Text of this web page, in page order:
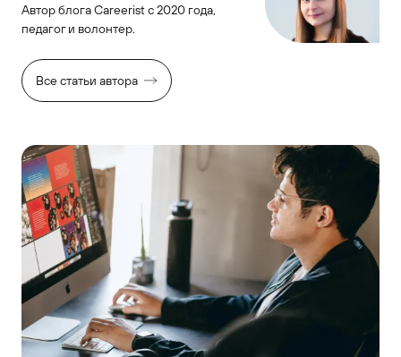
Автор блога Careerist с 2020 года,
педагог и волонтер.
Все статьи автора